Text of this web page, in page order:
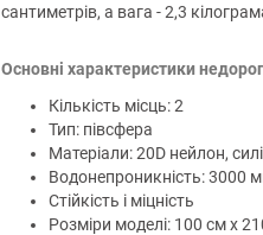
сантиметрів, а вага - 2,3
Основні характеристики
Кількість місць: 2
Тип: півсфера
Матеріали: 20D нейлон,
Водонепроникність: 3000
Стійкість і міцність
Розміри моделі: 100 см х